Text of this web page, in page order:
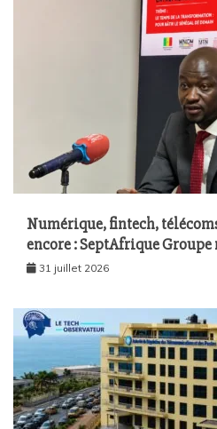
Numérique, fintech,
encore : SeptAfrique
l’économie sénégalaise le 10
31 juillet 2026